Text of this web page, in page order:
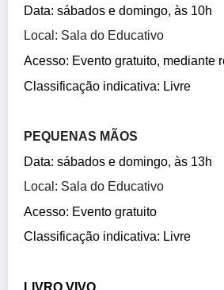
Data: sábados e domingo, às 10h
Local: Sala do Educativo
Acesso: Evento gratuito, mediante
Classificação indicativa: Livre
PEQUENAS MÃOS
Data: sábados e domingo, às 13h
Local: Sala do Educativo
Acesso: Evento gratuito
Classificação indicativa: Livre
LIVRO VIVO